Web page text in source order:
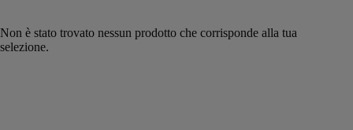
Non è stato trovato nessun prodotto che corrisponde alla tua
selezione.